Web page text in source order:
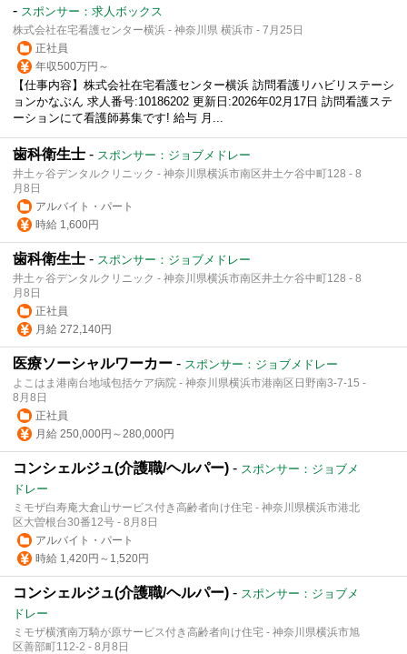
- スポンサー：求人ボックス
株式会社在宅看護センター横浜 - 神奈川県 横浜市 - 7月25日
正社員
年収500万円～
【仕事内容】株式会社在宅看護センター横浜 訪問看護リハビリステーシ
ョンかなぶん 求人番号:10186202 更新日:2026年02月17日 訪問看護ステ
ーションにて看護師募集です! 給与 月...
歯科衛生士 - スポンサー：ジョブメドレー
井土ヶ谷デンタルクリニック - 神奈川県横浜市南区井土ケ谷中町128 - 8
月8日
アルバイト・パート
時給 1,600円
歯科衛生士 - スポンサー：ジョブメドレー
井土ヶ谷デンタルクリニック - 神奈川県横浜市南区井土ケ谷中町128 - 8
月8日
正社員
月給 272,140円
医療ソーシャルワーカー - スポンサー：ジョブメドレー
よこはま港南台地域包括ケア病院 - 神奈川県横浜市港南区日野南3-7-15 -
8月8日
正社員
月給 250,000円～280,000円
コンシェルジュ(介護職/ヘルパー) - スポンサー：ジョブメ
ドレー
ミモザ白寿庵大倉山サービス付き高齢者向け住宅 - 神奈川県横浜市港北
区大曽根台30番12号 - 8月8日
アルバイト・パート
時給 1,420円～1,520円
コンシェルジュ(介護職/ヘルパー) - スポンサー：ジョブメ
ドレー
ミモザ横濱南万騎が原サービス付き高齢者向け住宅 - 神奈川県横浜市旭
区善部町112-2 - 8月8日